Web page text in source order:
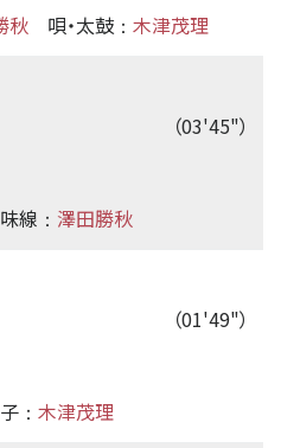
秋 唄・太鼓 ： 木津茂理
（03'45"）
線 ： 澤田勝秋
（01'49"）
： 木津茂理